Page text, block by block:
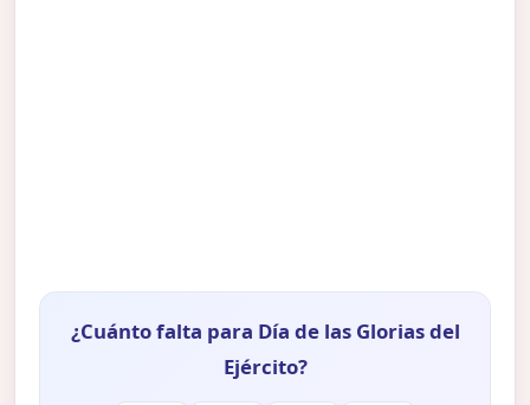
¿Cuánto falta para Día de las Glorias del
Ejército?